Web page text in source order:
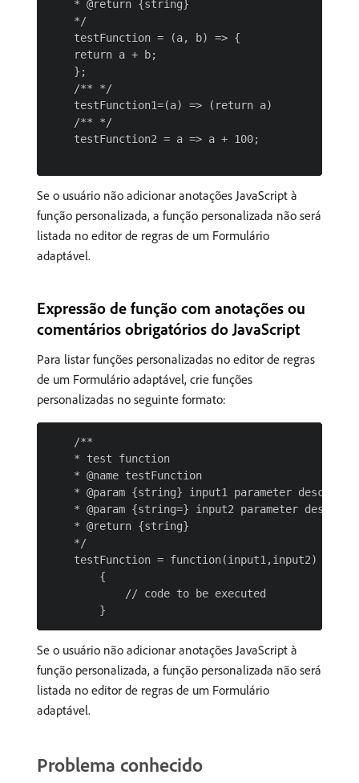
    * @return {string}
    */
    testFunction = (a, b) => {
    return a + b;
    };
    /** */
    testFunction1=(a) => (return a)
    /** */
    testFunction2 = a => a + 100;
Se o usuário não adicionar anotações JavaScript à
função personalizada, a função personalizada não será
listada no editor de regras de um Formulário
adaptável.
Expressão de função com anotações ou
comentários obrigatórios do JavaScript
Para listar funções personalizadas no editor de regras
de um Formulário adaptável, crie funções
personalizadas no seguinte formato:
    /**
    * test function
    * @name testFunction
* @param {string} input1 parameter
* @param {string=} input2 parameter
    * @return {string}
    */
    testFunction = function(input1,input2)
        {
            // code to be executed
Se o usuário não adicionar anotações JavaScript à
função personalizada, a função personalizada não será
listada no editor de regras de um Formulário
adaptável.
Problema conhecido